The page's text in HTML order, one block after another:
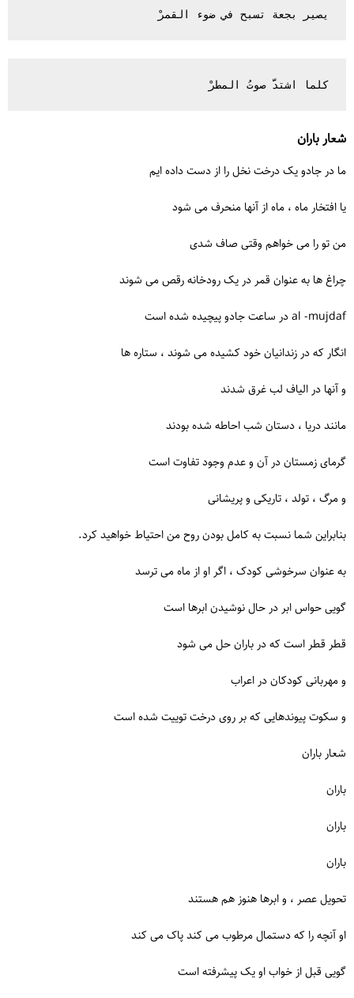
يصير بجعة تسبح في ضوء القمرْ
كلما اشتدَّ صوتُ المطرْ
شعار باران
ما در جادو یک درخت نخل را از دست داده ایم
یا افتخار ماه ، ماه از آنها منحرف می شود
من تو را می خواهم وقتی صاف شدی
چراغ ها به عنوان قمر در یک رودخانه رقص می شوند
al -mujdaf در ساعت جادو پیچیده شده است
انگار که در زندانیان خود کشیده می شوند ، ستاره ها
و آنها در الیاف لب غرق شدند
مانند دریا ، دستان شب احاطه شده بودند
گرمای زمستان در آن و عدم وجود تفاوت است
و مرگ ، تولد ، تاریکی و پریشانی
بنابراین شما نسبت به کامل بودن روح من احتیاط خواهید کرد.
به عنوان سرخوشی کودک ، اگر او از ماه می ترسد
گویی حواس ابر در حال نوشیدن ابرها است
قطر قطر است که در باران حل می شود
و مهربانی کودکان در اعراب
و سکوت پیوندهایی که بر روی درخت توییت شده است
شعار باران
باران
باران
باران
تحویل عصر ، و ابرها هنوز هم هستند
او آنچه را که دستمال مرطوب می کند پاک می کند
گویی قبل از خواب او یک پیشرفته است